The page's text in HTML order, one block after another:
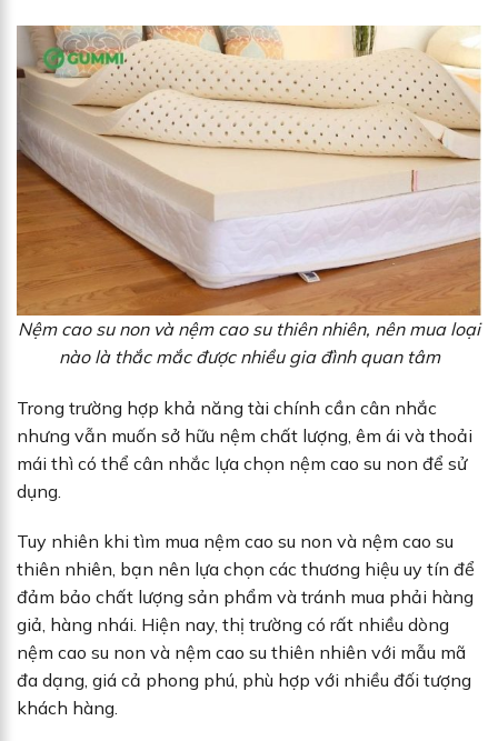
Nệm cao su non và nệm cao su thiên nhiên, nên mua loại
nào là thắc mắc được nhiều gia đình quan tâm
Trong trường hợp khả năng tài chính cần cân nhắc
nhưng vẫn muốn sở hữu nệm chất lượng, êm ái và thoải
mái thì có thể cân nhắc lựa chọn nệm cao su non để sử
dụng.
Tuy nhiên khi tìm mua nệm cao su non và nệm cao su
thiên nhiên, bạn nên lựa chọn các thương hiệu uy tín để
đảm bảo chất lượng sản phẩm và tránh mua phải hàng
giả, hàng nhái. Hiện nay, thị trường có rất nhiều dòng
nệm cao su non và nệm cao su thiên nhiên với mẫu mã
đa dạng, giá cả phong phú, phù hợp với nhiều đối tượng
khách hàng.